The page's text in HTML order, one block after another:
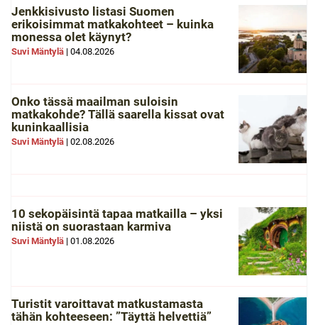
Jenkkisivusto listasi Suomen
erikoisimmat matkakohteet – kuinka
monessa olet käynyt?
Suvi Mäntylä | 04.08.2026
Onko tässä maailman suloisin
matkakohde? Tällä saarella kissat ovat
kuninkaallisia
Suvi Mäntylä | 02.08.2026
10 sekopäisintä tapaa matkailla – yksi
niistä on suorastaan karmiva
Suvi Mäntylä | 01.08.2026
Turistit varoittavat matkustamasta
tähän kohteeseen: ”Täyttä helvettiä”